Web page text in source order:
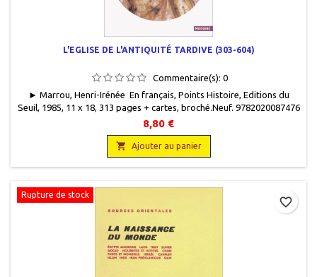
L'EGLISE DE L'ANTIQUITÉ TARDIVE (303-604)
Commentaire(s): 0
► Marrou, Henri-Irénée En français, Points Histoire, Editions du
Seuil, 1985, 11 x 18, 313 pages + cartes, broché.Neuf. 9782020087476
8,80 €
 Ajouter au panier
Rupture de stock
favorite_border